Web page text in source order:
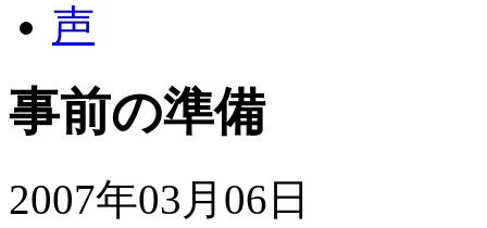
事前の準備
2007年03月06日